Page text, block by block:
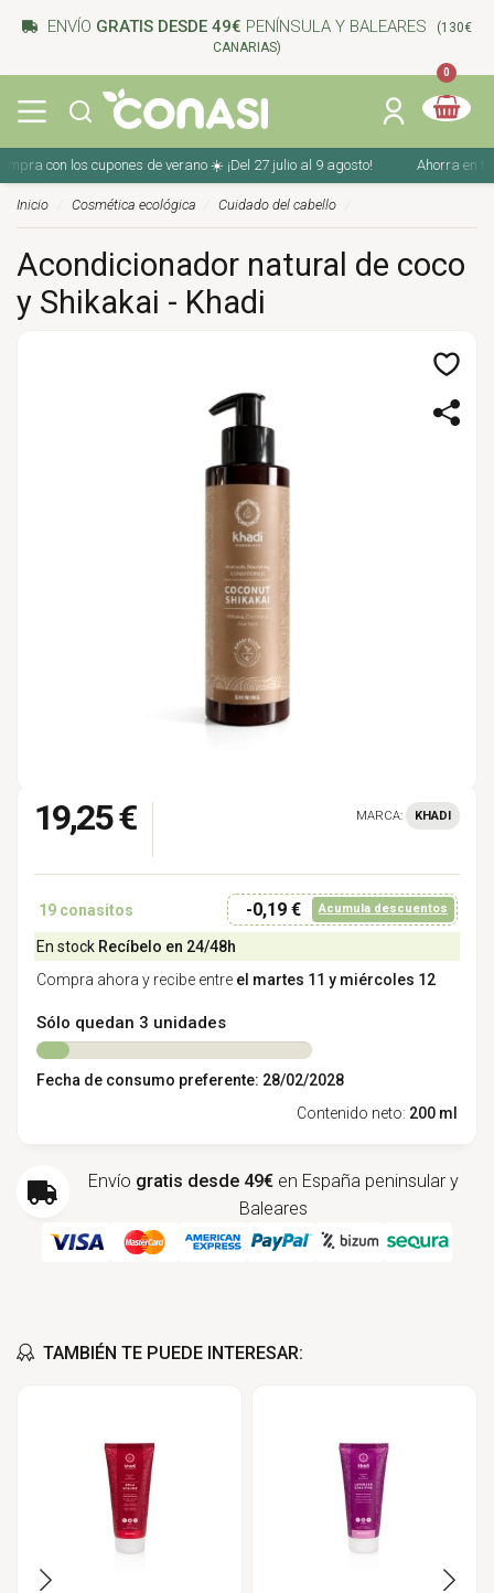
ENVÍO GRATIS DESDE 49€ PENÍNSULA Y BALEARES
(130€
CANARIAS)
0
con los cupones de verano ☀️ ¡Del 27 julio al 9 agosto! Ahorra en tu
Inicio Cosmética ecológica Cuidado del cabello
Acondicionador natural de coco
y Shikakai - Khadi
19,25 € MARCA: KHADI
19 conasitos -0,19 € Acumula descuentos
En stock Recíbelo en 24/48h
Compra ahora y recibe entre el martes 11 y miércoles 12
Sólo quedan 3 unidades
Fecha de consumo preferente: 28/02/2028
Contenido neto: 200 ml
Envío gratis desde 49€ en España peninsular y
Baleares
TAMBIÉN TE PUEDE INTERESAR: